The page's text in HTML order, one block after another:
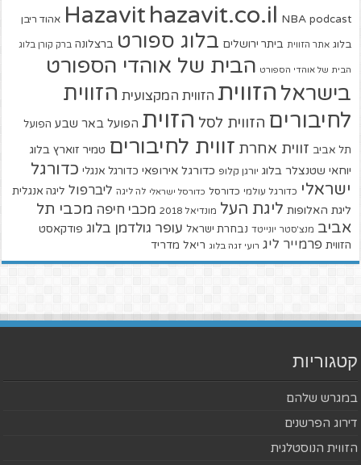
Hazavit hazavit.co.il NBA podcast אהוד ריבן
בלוג אתר הזווית ביתר ירושלים בלוג ספורט ברצלונה ברק קורן בלוג
הבית של אוהדי הספורט הבית של אוהדי הספורט
בישראל הזווית הזווית המקצועית הזווית
לחיבורים הזווית לסל הזוית הפועל באר שבע הפועל
תל אביב זווית אחרת זווית לחיבורים טמיר זוארץ בלוג
יוחאי שטנצלר בלוג יורגן קלופ כדורגל אירופאי כדורגל אנגלי כדורגל
ישראלי כדורגל עולמי כדורסל כדורסל ישראלי לה ליגה ליברפול ליגה אנגלית
ליגת האלופות ליגת העל מונדיאל 2018 מכבי חיפה מכבי תל
אביב מנצ'סטר יונייטד נבחרת ישראל עופר גולדמן בלוג פודקאסט
הזווית פרמייר ליג רועי זגה בלוג ריאל מדריד
קטגוריות
במגרש שלהם
דירוג הפרשנים
הזווית הנוסטלגית